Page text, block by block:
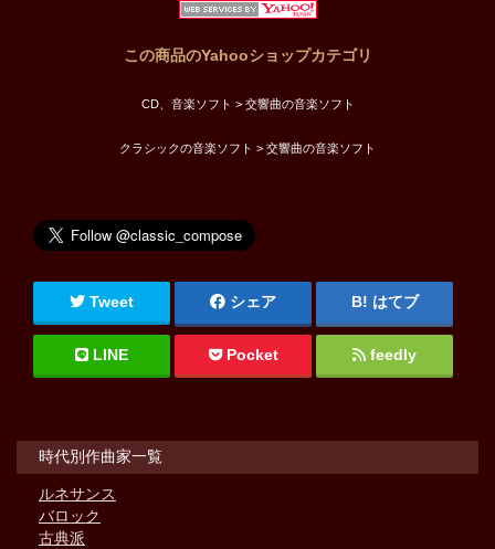
この商品のYahooショップカテゴリ
CD、音楽ソフト > 交響曲の音楽ソフト
クラシックの音楽ソフト > 交響曲の音楽ソフト
Tweet シェア はてブ
LINE Pocket feedly
時代別作曲家一覧
ルネサンス
バロック
古典派